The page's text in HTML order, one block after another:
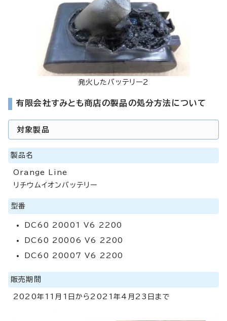
発火したバッテリー2
有限会社すみとも商店の製品の処分方法について
対象製品
製品名
Orange Line
リチウムイオンバッテリー
型番
DC60 20001 V6 2200
DC60 20006 V6 2200
DC60 20007 V6 2200
販売期間
2020年11月1日から2021年4月23日まで